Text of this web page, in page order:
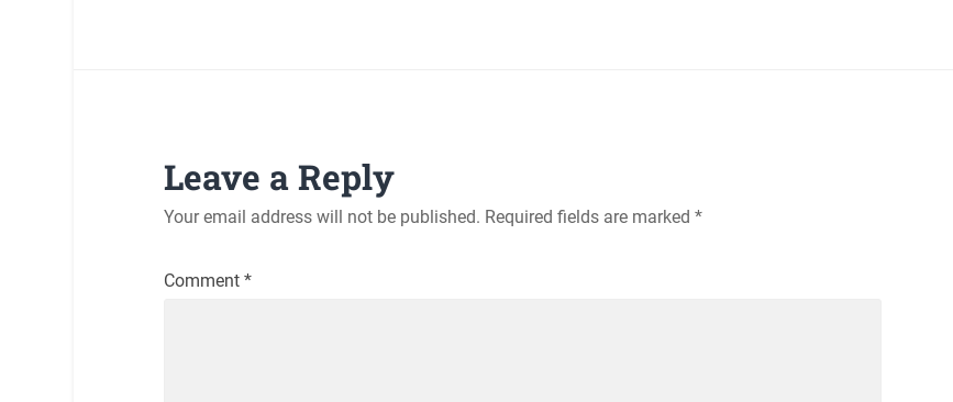
Leave a Reply
Your email address will not be published. Required fields are marked *
Comment *